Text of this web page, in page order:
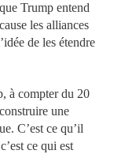
Trump entend
les alliances
de les étendre
à compter du 20
une
C’est ce qu’il
ce qui est